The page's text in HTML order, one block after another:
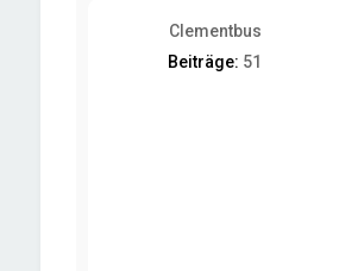
Clementbus
Beiträge: 51